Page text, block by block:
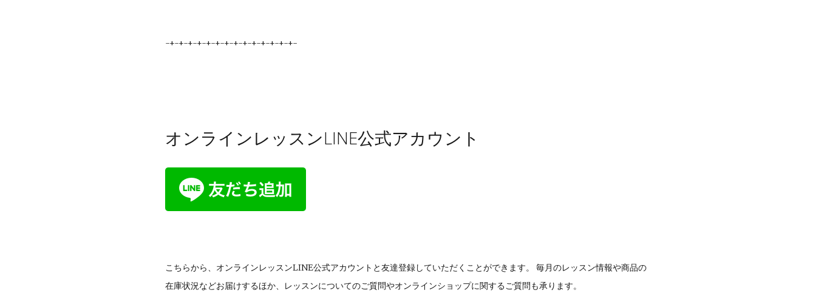
-+-+-+-+-+-+-+-+-+-+-+-+-+-+-
オンラインレッスンLINE公式アカウント
こちらから、オンラインレッスンLINE公式アカウントと友達登録していただくことができます。 毎月のレッスン情報や商品の
在庫状況などお届けするほか、レッスンについてのご質問やオンラインショップに関するご質問も承ります。